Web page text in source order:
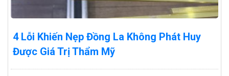
4 Lỗi Khiến Nẹp Đồng La Không Phát Huy
Được Giá Trị Thẩm Mỹ